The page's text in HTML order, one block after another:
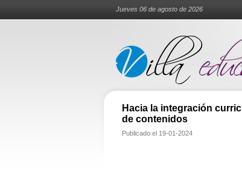
Jueves 06 de agosto de 2026
Hacia la integración
de contenidos
Publicado el 19-01-2024